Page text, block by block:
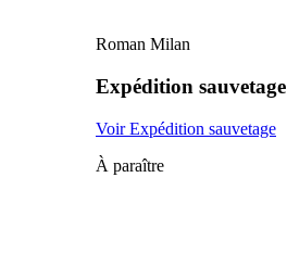
Roman Milan
Expédition sauvetage
Voir Expédition sauvetage
À paraître